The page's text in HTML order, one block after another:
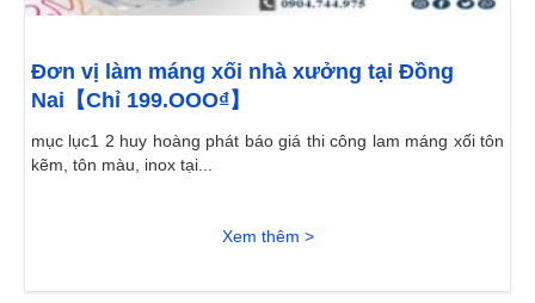
Đơn vị làm máng xối nhà xưởng tại Đồng
Nai【Chỉ 199.OOO₫】
mục lục1 2 huy hoàng phát báo giá thi công lam máng xối tôn
kẽm, tôn màu, inox tại...
Xem thêm >